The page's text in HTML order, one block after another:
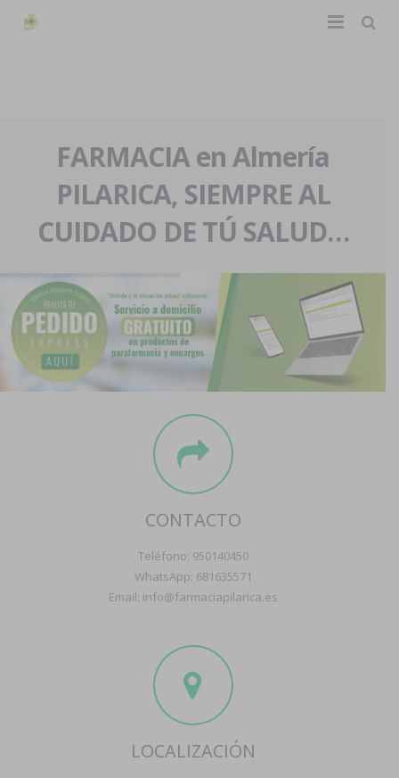
La farmacia
Nuestra historia
Nuestro equipo
Eventos
Servicios y reservas
Pedidos express
Blog
Contacto
Boletín
FARMACIA en Almería
PILARICA, SIEMPRE AL
CUIDADO DE TÚ SALUD…
CONTACTO
Teléfono: 950140450
WhatsApp: 681635571
Email: info@farmaciapilarica.es
LOCALIZACIÓN